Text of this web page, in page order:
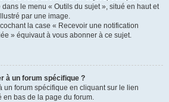
le menu « Outils du sujet », situé en haut et
par une image.
la case « Recevoir une notification
» équivaut à vous abonner à ce sujet.
à un forum spécifique ?
un forum spécifique en cliquant sur le lien
en bas de la page du forum.